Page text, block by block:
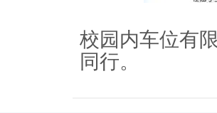
校园内车位有
同行。